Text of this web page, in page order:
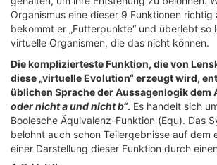
Organismus eine dieser 9 Funktionen richtig
bekommt er „Futterpunkte“ und überlebt so
virtuelle Organismen, die das nicht können.
Die komplizierteste Funktion, die von
diese „virtuelle Evolution“ erzeugt wird,
üblichen Sprache der Aussagenlogik dem
oder nicht a und nicht b“. Es handelt sich
Boolesche Äquivalenz-Funktion (Equ). Das
belohnt auch schon Teilergebnisse auf dem
einer Darstellung dieser Funktion durch